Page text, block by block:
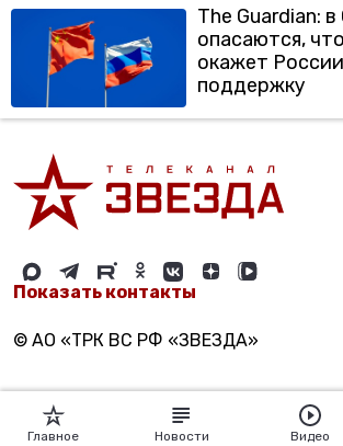
The Guardian:
опасаются,
окажет
поддержку
Показать контакты
© АО «ТРК ВС РФ «ЗВЕЗДА»
Главное Новости Видео